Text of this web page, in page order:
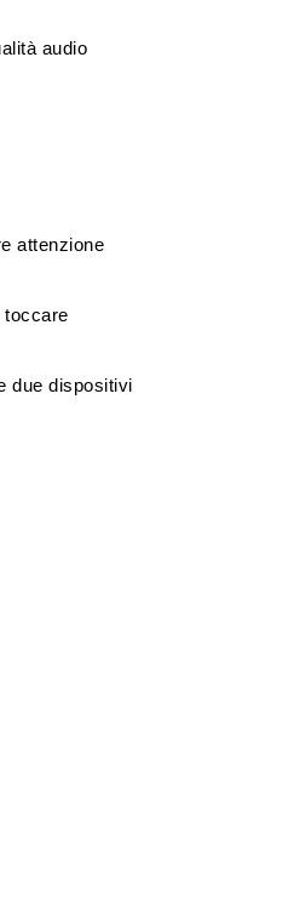
audio
attenzione
toccare
due dispositivi